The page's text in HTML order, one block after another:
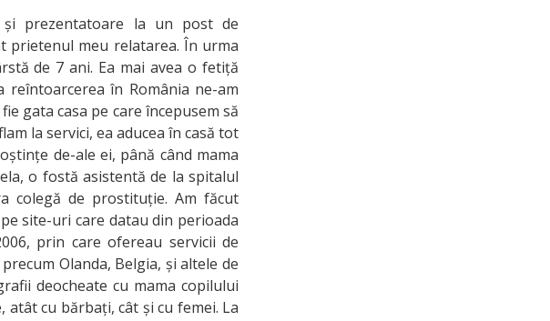
prezentatoare la un post de
prietenul meu relatarea. În urma
de 7 ani. Ea mai avea o fetiță
în România ne-am
gata casa pe care începusem să
la servici, ea aducea în casă tot
de-ale ei, până când mama
o fostă asistentă de la spitalul
colegă de prostituție. Am făcut
site-uri care datau din perioada
prin care ofereau servicii de
Olanda, Belgia, și altele de
deocheate cu mama copilului
cu bărbați, cât și cu femei. La